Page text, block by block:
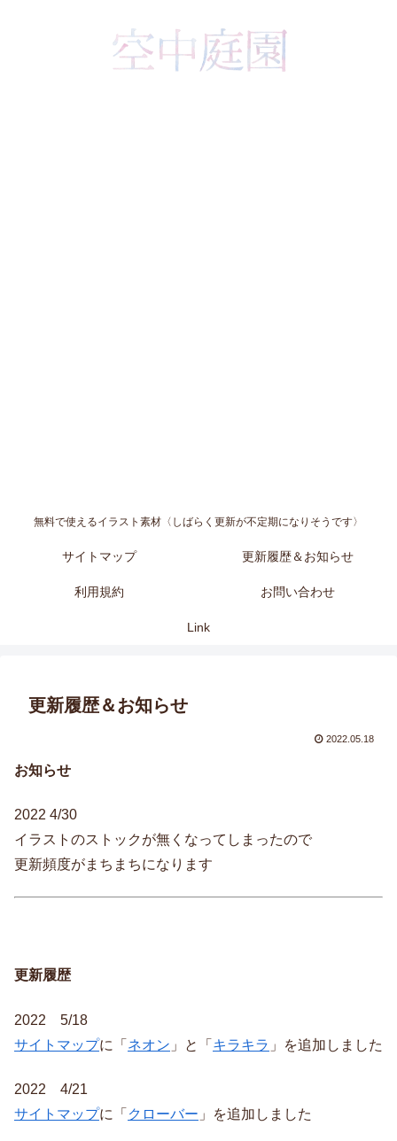
無料で使えるイラスト素材〈しばらく更新が不定期になりそうです〉
サイトマップ 更新履歴＆お知らせ
利用規約 お問い合わせ
Link
更新履歴＆お知らせ
2022.05.18
お知らせ
2022 4/30
イラストのストックが無くなってしまったので
更新頻度がまちまちになります
更新履歴
2022 5/18
サイトマップに「 ネオン 」と「 キラキラ 」を追加しました
2022 4/21
サイトマップに「 クローバー 」を追加しました